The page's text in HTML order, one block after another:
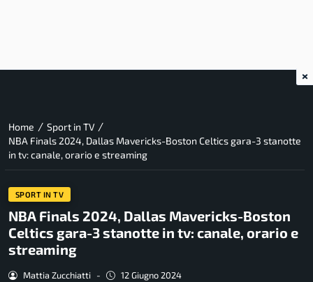
Home / Sport in TV /
NBA Finals 2024, Dallas Mavericks-Boston Celtics gara-3 stanotte
in tv: canale, orario e streaming
SPORT IN TV
NBA Finals 2024, Dallas Mavericks-Boston
Celtics gara-3 stanotte in tv: canale, orario e
streaming
Mattia Zucchiatti - 12 Giugno 2024
×